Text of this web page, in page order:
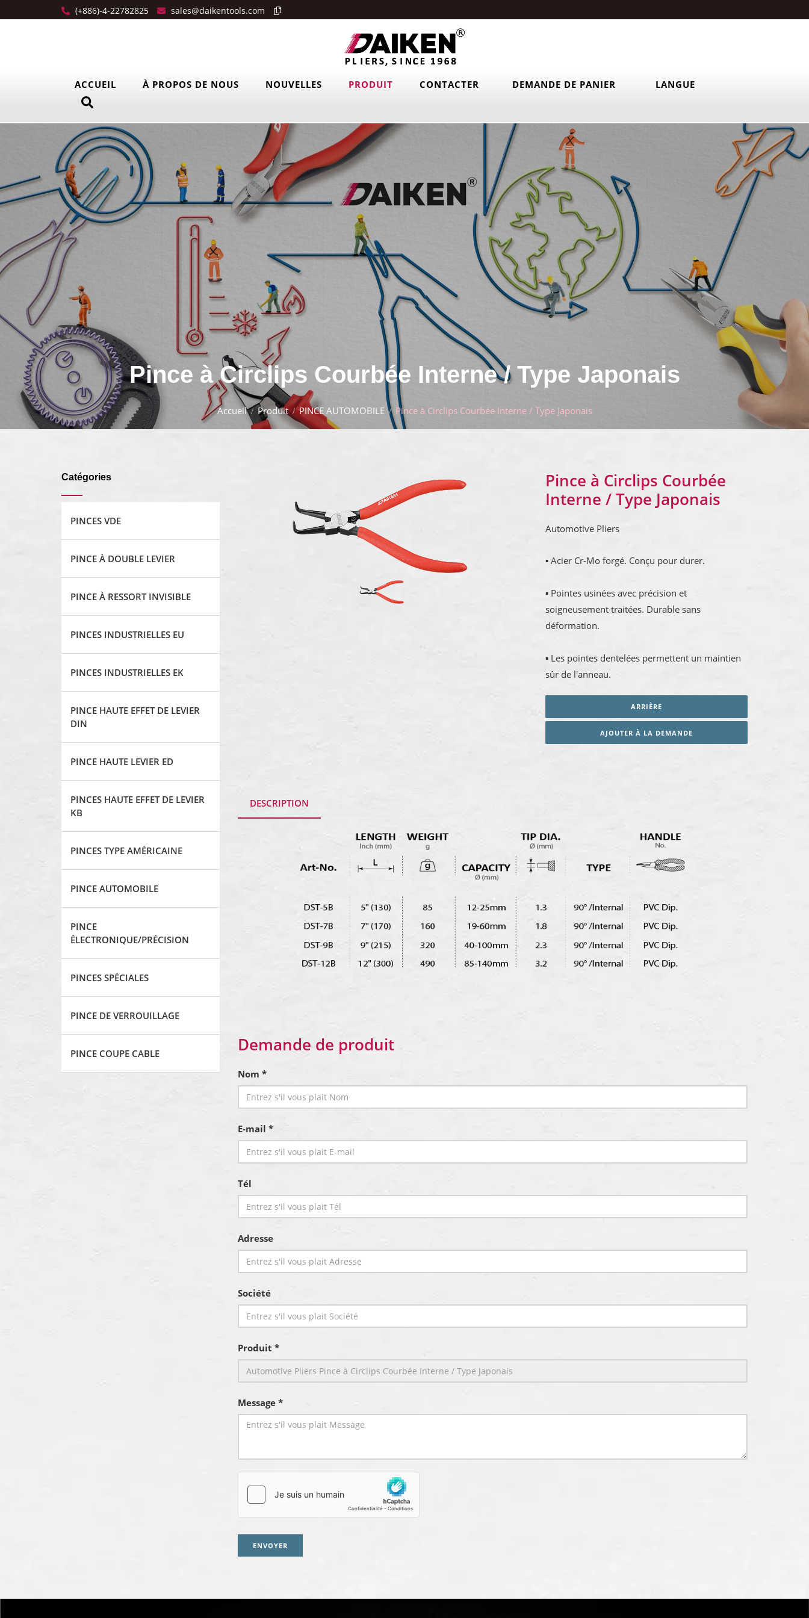
(+886)-4-22782825 sales@daikentools.com
ACCUEIL À PROPOS DE NOUS NOUVELLES PRODUIT CONTACTER DEMANDE DE PANIER LANGUE
Pince à Circlips Courbée Interne / Type Japonais
Accueil Produit PINCE AUTOMOBILE Pince à Circlips Courbée Interne / Type Japonais
Catégories
PINCES VDE
PINCE À DOUBLE LEVIER
PINCE À RESSORT INVISIBLE
PINCES INDUSTRIELLES EU
PINCES INDUSTRIELLES EK
PINCE HAUTE EFFET DE LEVIER
DIN
PINCE HAUTE LEVIER ED
PINCES HAUTE EFFET DE LEVIER
KB
PINCES TYPE AMÉRICAINE
PINCE AUTOMOBILE
PINCE
ÉLECTRONIQUE/PRÉCISION
PINCES SPÉCIALES
PINCE DE VERROUILLAGE
PINCE COUPE CABLE
Pince à Circlips Courbée
Interne / Type Japonais
Automotive Pliers
▪ Acier Cr-Mo forgé. Conçu pour durer.
▪ Pointes usinées avec précision et
soigneusement traitées. Durable sans
déformation.
▪ Les pointes dentelées permettent un maintien
sûr de l'anneau.
ARRIÈRE
AJOUTER À LA DEMANDE
DESCRIPTION
Demande de produit
Nom *
E-mail *
Tél
Adresse
Société
Produit *
Message *
ENVOYER